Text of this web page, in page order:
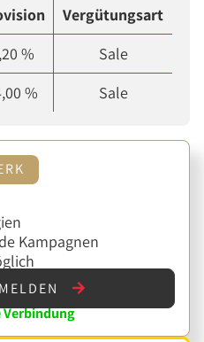
Vergütungsart
%
Sale
% Sale
Kampagnen